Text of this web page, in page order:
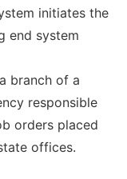
initiates the
end system
branch of a
responsible
orders placed
offices.